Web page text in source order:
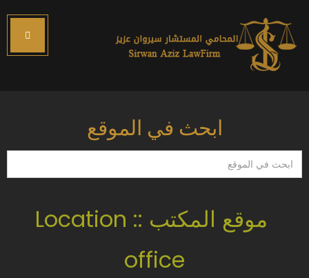
ابحث في الموقع
ابحث
في
موقع المكتب :: Location
office